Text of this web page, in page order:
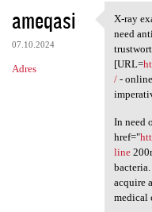
ameqasi
07.10.2024
Adres
X-ray
X-ray
need
[URL=
/-
In need
href="
line
acquire
medical